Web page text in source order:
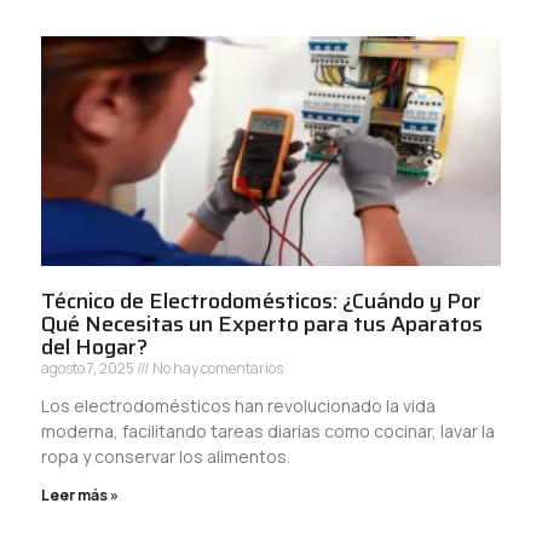
Técnico de Electrodomésticos: ¿Cuándo y Por
Qué Necesitas un Experto para tus Aparatos
del Hogar?
agosto 7, 2025 No hay comentarios
Los electrodomésticos han revolucionado la vida
moderna, facilitando tareas diarias como cocinar, lavar la
ropa y conservar los alimentos.
Leer más »